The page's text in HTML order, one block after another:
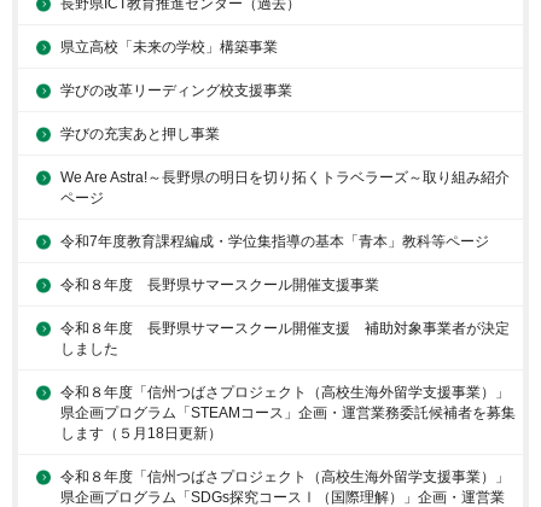
県立高校「未来の学校」構築事業
学びの改革リーディング校支援事業
学びの充実あと押し事業
We Are Astra!～長野県の明日を切り拓くトラベラーズ～取り組み紹介
ページ
令和7年度教育課程編成・学位集指導の基本「青本」教科等ページ
令和８年度 長野県サマースクール開催支援事業
令和８年度 長野県サマースクール開催支援 補助対象事業者が決定
しました
令和８年度「信州つばさプロジェクト（高校生海外留学支援事業）」
県企画プログラム「STEAMコース」企画・運営業務委託候補者を募集
します（５月18日更新）
令和８年度「信州つばさプロジェクト（高校生海外留学支援事業）」
県企画プログラム「SDGs探究コースⅠ（国際理解）」企画・運営業